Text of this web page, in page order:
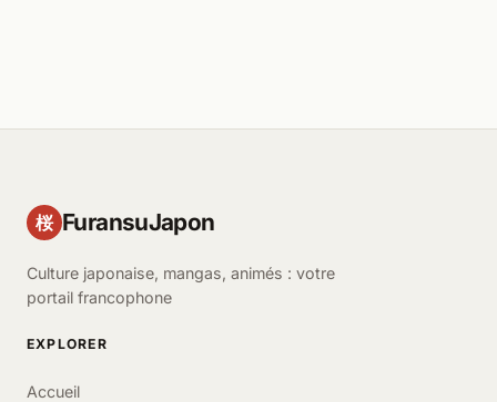
桜 FuransuJapon
Culture japonaise, mangas, animés : votre
portail francophone
EXPLORER
Accueil